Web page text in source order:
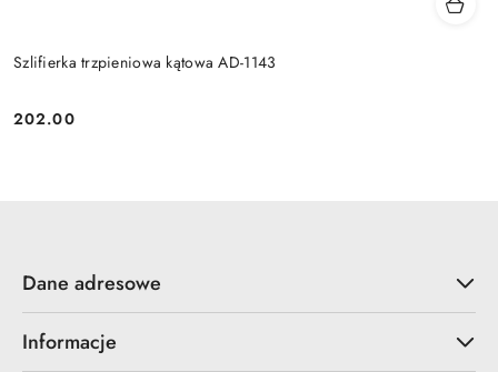
Szlifierka trzpieniowa kątowa AD-1143
Cena:
202.00
Dane adresowe
Informacje